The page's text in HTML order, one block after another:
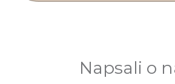
Napsali o